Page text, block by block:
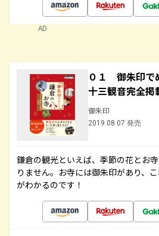
AD
０１ 御朱印で
十三観音完全
御朱印
2019.08.07 発売
鎌倉の観光といえば、季節の花とお
りません。お寺には御朱印があり、
がわかるのです！